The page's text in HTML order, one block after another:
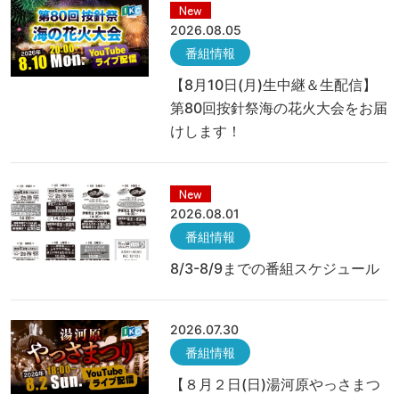
New
2026.08.05
番組情報
【8月10日(月)生中継＆生配信】
第80回按針祭海の花火大会をお届
けします！
New
2026.08.01
番組情報
8/3-8/9までの番組スケジュール
2026.07.30
番組情報
【８月２日(日)湯河原やっさまつ